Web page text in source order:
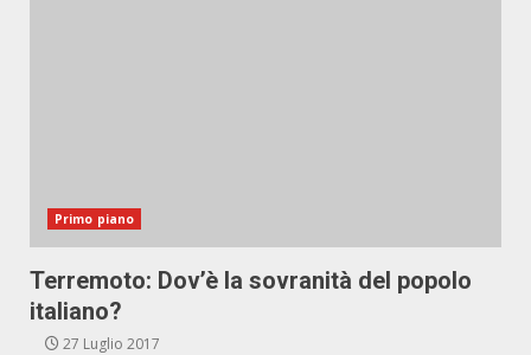
Primo piano
Terremoto: Dov’è la sovranità del popolo
italiano?
27 Luglio 2017